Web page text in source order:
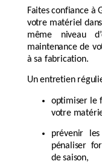
Faites confiance à
votre matériel
même niveau
maintenance de
à sa fabrication.
Un entretien
optimiser le
votre
prévenir
pénaliser
de saison,